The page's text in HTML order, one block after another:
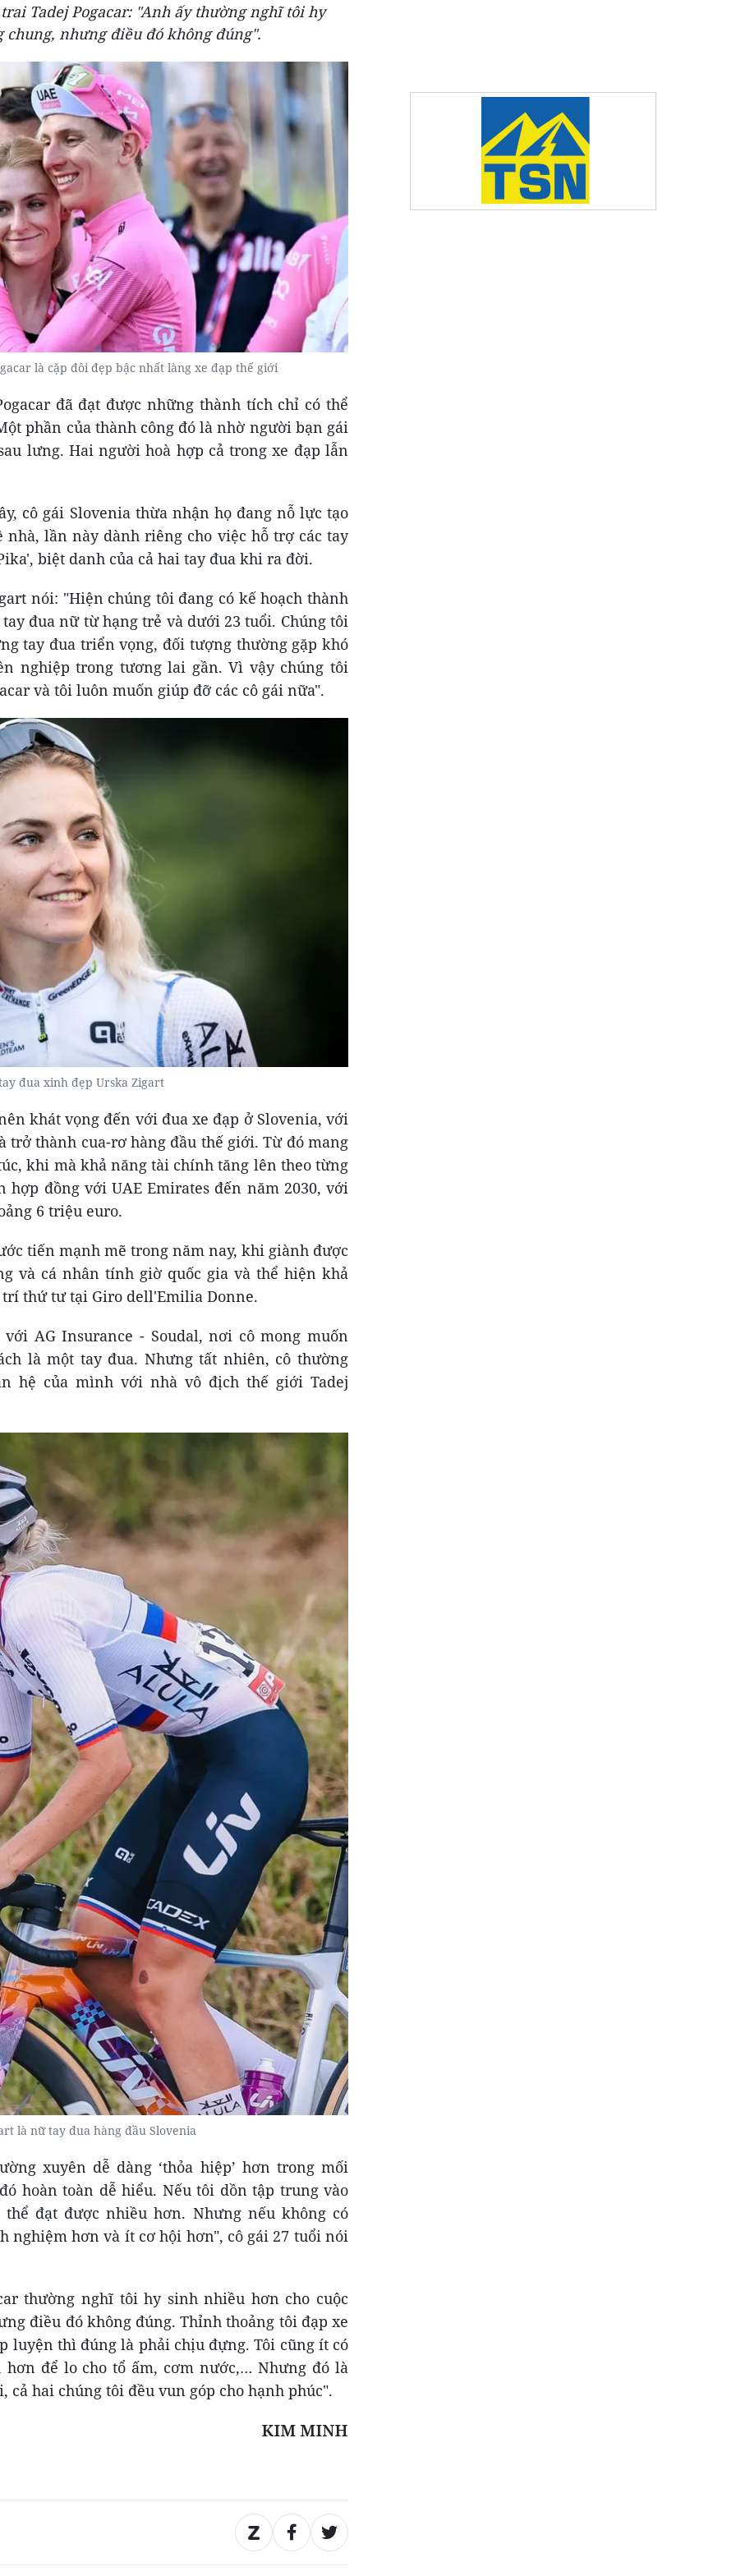
Tadej Pogacar: "Anh ấy thường nghĩ tôi hy
chung, nhưng điều đó không đúng".
là cặp đôi đẹp bậc nhất làng xe đạp thế giới
đã đạt được những thành tích chỉ có thể
phần của thành công đó là nhờ người bạn gái
lưng. Hai người hoà hợp cả trong xe đạp lẫn
cô gái Slovenia thừa nhận họ đang nỗ lực tạo
lần này dành riêng cho việc hỗ trợ các tay
biệt danh của cả hai tay đua khi ra đời.
nói: "Hiện chúng tôi đang có kế hoạch thành
đua nữ từ hạng trẻ và dưới 23 tuổi. Chúng tôi
tay đua triển vọng, đối tượng thường gặp khó
nghiệp trong tương lai gần. Vì vậy chúng tôi
và tôi luôn muốn giúp đỡ các cô gái nữa".
đua xinh đẹp Urska Zigart
khát vọng đến với đua xe đạp ở Slovenia, với
thành cua-rơ hàng đầu thế giới. Từ đó mang
khi mà khả năng tài chính tăng lên theo từng
hợp đồng với UAE Emirates đến năm 2030, với
6 triệu euro.
tiến mạnh mẽ trong năm nay, khi giành được
và cá nhân tính giờ quốc gia và thể hiện khả
thứ tư tại Giro dell'Emilia Donne.
AG Insurance - Soudal, nơi cô mong muốn
là một tay đua. Nhưng tất nhiên, cô thường
hệ của mình với nhà vô địch thế giới Tadej
là nữ tay đua hàng đầu Slovenia
xuyên dễ dàng ‘thỏa hiệp’ hơn trong mối
hoàn toàn dễ hiểu. Nếu tôi dồn tập trung vào
đạt được nhiều hơn. Nhưng nếu không có
nghiệm hơn và ít cơ hội hơn", cô gái 27 tuổi nói
thường nghĩ tôi hy sinh nhiều hơn cho cuộc
điều đó không đúng. Thỉnh thoảng tôi đạp xe
luyện thì đúng là phải chịu đựng. Tôi cũng ít có
hơn để lo cho tổ ấm, cơm nước,… Nhưng đó là
cả hai chúng tôi đều vun góp cho hạnh phúc".
KIM MINH